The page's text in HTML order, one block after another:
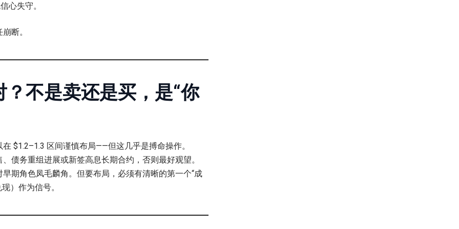
心失守。
断。
不是卖还是买，是“你
$1.2–1.3 区间谨慎布局——但这几乎是搏命操作。
债务重组进展或新签高息长期合约，否则最好观望。
期角色凤毛麟角。但要布局，必须有清晰的第一个“成
）作为信号。